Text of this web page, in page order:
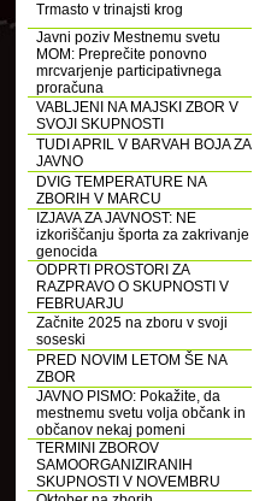
Trmasto v trinajsti krog
Javni poziv Mestnemu svetu
MOM: Preprečite ponovno
mrcvarjenje participativnega
proračuna
VABLJENI NA MAJSKI ZBOR V
SVOJI SKUPNOSTI
TUDI APRIL V BARVAH BOJA ZA
JAVNO
DVIG TEMPERATURE NA
ZBORIH V MARCU
IZJAVA ZA JAVNOST: NE
izkoriščanju športa za zakrivanje
genocida
ODPRTI PROSTORI ZA
RAZPRAVO O SKUPNOSTI V
FEBRUARJU
Začnite 2025 na zboru v svoji
soseski
PRED NOVIM LETOM ŠE NA
ZBOR
JAVNO PISMO: Pokažite, da
mestnemu svetu volja občank in
občanov nekaj pomeni
TERMINI ZBOROV
SAMOORGANIZIRANIH
SKUPNOSTI V NOVEMBRU